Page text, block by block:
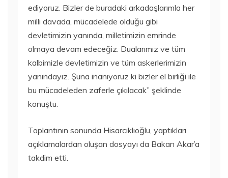
ediyoruz. Bizler de buradaki arkadaşlarımla her
milli davada, mücadelede olduğu gibi
devletimizin yanında, milletimizin emrinde
olmaya devam edeceğiz. Dualarımız ve tüm
kalbimizle devletimizin ve tüm askerlerimizin
yanındayız. Şuna inanıyoruz ki bizler el birliği ile
bu mücadeleden zaferle çıkılacak” şeklinde
konuştu.
Toplantının sonunda Hisarcıklıoğlu, yaptıkları
açıklamalardan oluşan dosyayı da Bakan Akar’a
takdim etti.